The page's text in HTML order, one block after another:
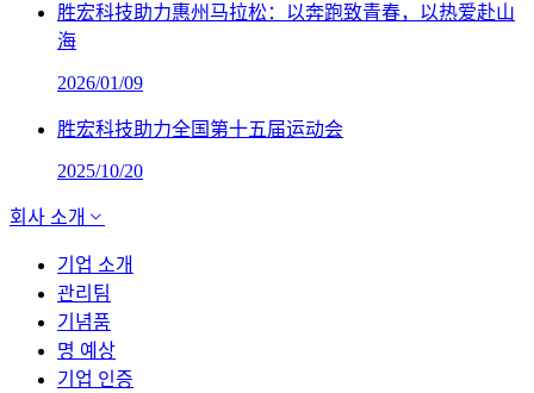
胜宏科技助力惠州马拉松：以奔跑致青春，以热爱赴山
海
2026/01/09
胜宏科技助力全国第十五届运动会
2025/10/20
회사 소개
기업 소개
관리팀
기념품
명 예상
기업 인증